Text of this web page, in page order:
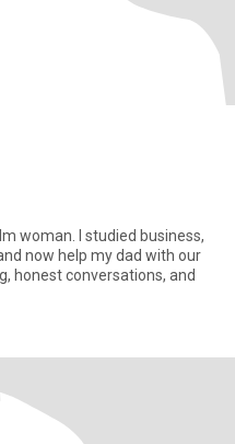
woman. I studied business,
now help my dad with our
honest conversations, and